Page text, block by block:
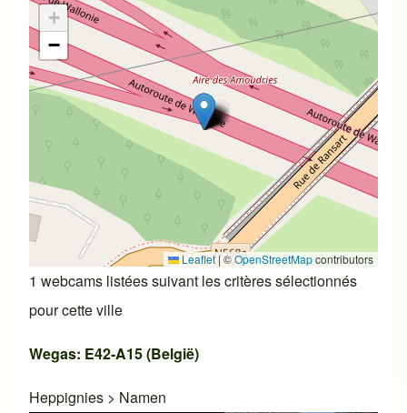
+
−
Leaflet|©OpenStreetMapcontributors
1 webcams listées suivant les critères sélectionnés
pour cette ville
Wegas: E42-A15 (België)
Heppignies > Namen